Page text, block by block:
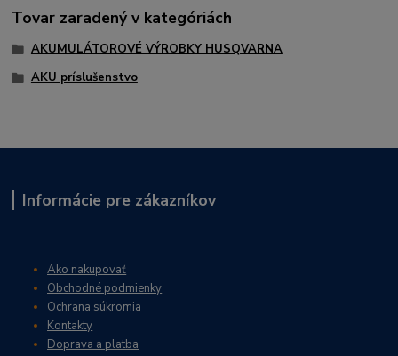
Tovar zaradený v kategóriách
AKUMULÁTOROVÉ VÝROBKY HUSQVARNA
AKU príslušenstvo
Informácie pre zákazníkov
Ako nakupovať
Obchodné podmienky
Ochrana súkromia
Kontakty
Doprava a platba